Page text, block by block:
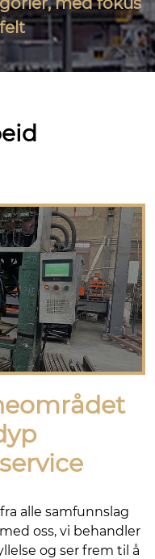
alle samfunnslag
oss, vi behandler
og ser frem til å